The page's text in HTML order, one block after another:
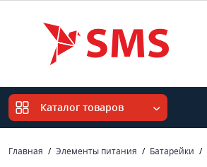
Каталог товаров
Главная Элементы питания Батарейки